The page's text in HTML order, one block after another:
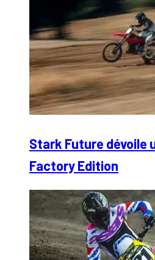
Stark Future dévoile
Factory Edition